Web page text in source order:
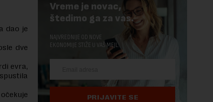
dao je
dve
evra,
Vreme je novac,
štedimo ga za vas.
NAJVREDNIJE OD NOVE
EKONOMIJE STIŽE U VAŠ MEJL.
PRIJAVITE SE